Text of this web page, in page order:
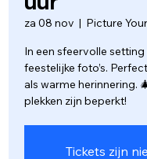
za 08 nov
  |
Picture
In een sfeervolle
feestelijke foto’s.
als warme herinnering.
plekken zijn beperkt!
Tickets zijn